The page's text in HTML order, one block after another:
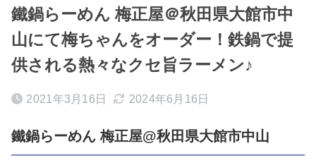
鐵鍋らーめん 梅正屋＠秋田県大館市中
山にて梅ちゃんをオーダー！鉄鍋で提
供される熱々なクセ旨ラーメン♪
2021年3月16日 2024年6月16日
鐵鍋らーめん 梅正屋@秋田県大館市中山